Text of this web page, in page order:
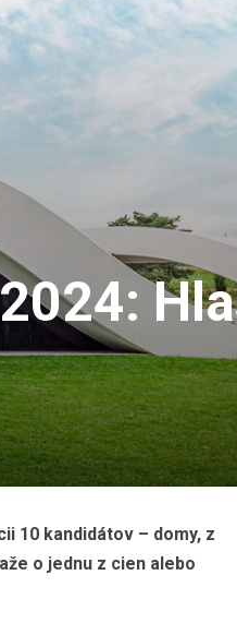
10 kandidátov – domy, z
o jednu z cien alebo